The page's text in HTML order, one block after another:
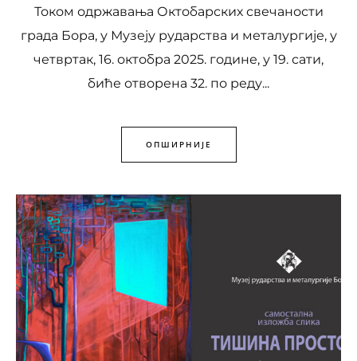
Током одржавања Октобарских свечаности
града Бора, у Музеју рударства и металургије, у
четвртак, 16. октобра 2025. године, у 19. сати,
биће отворена 32. по реду...
ОПШИРНИЈЕ